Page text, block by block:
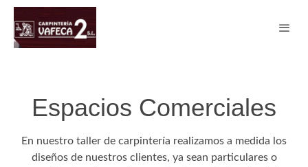
Espacios Comerciales
En nuestro taller de carpintería realizamos a medida los
diseños de nuestros clientes, ya sean particulares o